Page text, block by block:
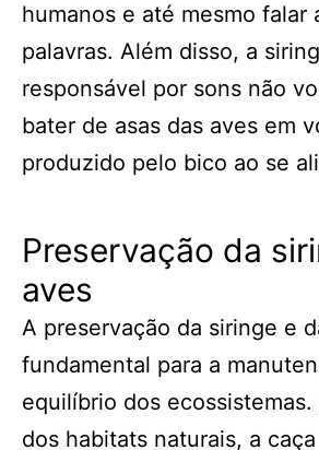
humanos e até mesmo falar
palavras. Além disso, a
responsável por sons não
bater de asas das aves em
produzido pelo bico ao se
Preservação da
aves
A preservação da siringe e
fundamental para a
equilíbrio dos
dos habitats naturais, a